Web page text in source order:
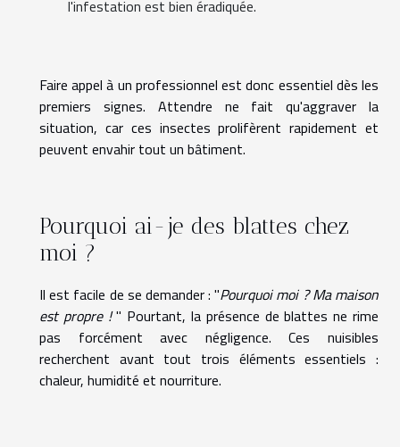
l'infestation est bien éradiquée.
Faire appel à un professionnel est donc essentiel dès les
premiers signes. Attendre ne fait qu'aggraver la
situation, car ces insectes prolifèrent rapidement et
peuvent envahir tout un bâtiment.
Pourquoi ai-je des blattes chez
moi ?
Il est facile de se demander : "Pourquoi moi ? Ma maison
est propre !" Pourtant, la présence de blattes ne rime
pas forcément avec négligence. Ces nuisibles
recherchent avant tout trois éléments essentiels :
chaleur, humidité et nourriture.